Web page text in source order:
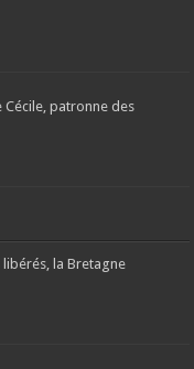
Cécile, patronne des
libérés, la Bretagne